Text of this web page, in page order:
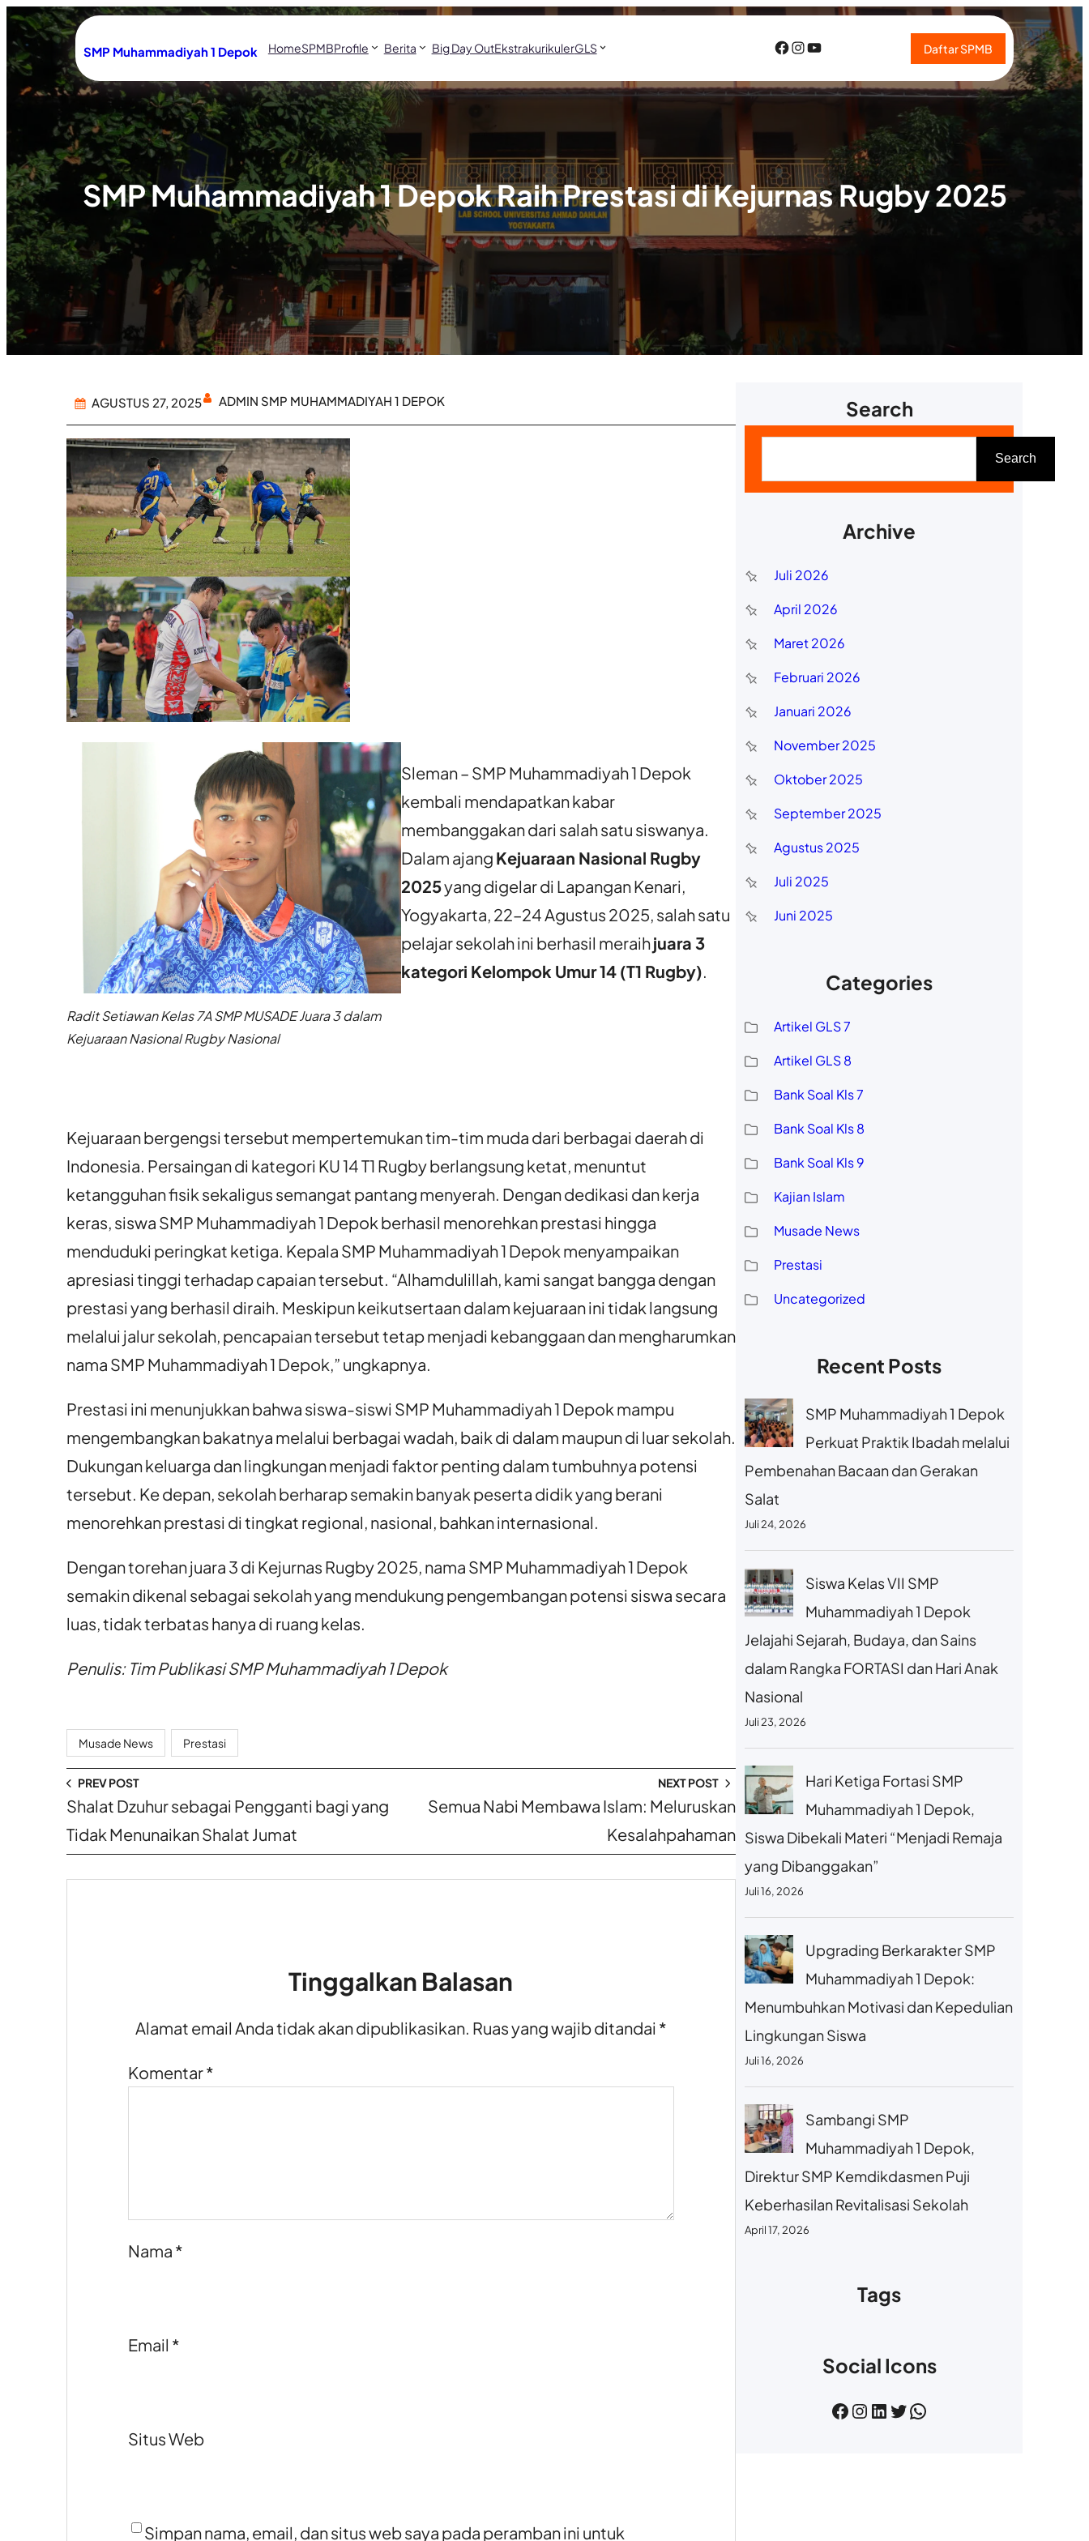
Lewati
ke
konten
SMP Muhammadiyah 1 Depok HomeSPMBProfile Berita Big Day OutEkstrakurikulerGLS Facebook InstagramYouTube Daftar SPMB
SMP Muhammadiyah 1 Depok Raih Prestasi di Kejurnas Rugby 2025
AGUSTUS 27, 2025 ADMIN SMP MUHAMMADIYAH 1 DEPOK
Radit Setiawan Kelas 7A SMP MUSADE Juara 3 dalam
Kejuaraan Nasional Rugby Nasional
Sleman – SMP Muhammadiyah 1 Depok
kembali mendapatkan kabar
membanggakan dari salah satu siswanya.
Dalam ajang Kejuaraan Nasional Rugby
2025yang digelar di Lapangan Kenari,
Yogyakarta, 22–24 Agustus 2025, salah satu
pelajar sekolah ini berhasil meraihjuara 3
kategori Kelompok Umur 14 (T1 Rugby).
Kejuaraan bergengsi tersebut mempertemukan tim-tim muda dari berbagai daerah di
Indonesia. Persaingan di kategori KU 14 T1 Rugby berlangsung ketat, menuntut
ketangguhan fisik sekaligus semangat pantang menyerah. Dengan dedikasi dan kerja
keras, siswa SMP Muhammadiyah 1 Depok berhasil menorehkan prestasi hingga
menduduki peringkat ketiga. Kepala SMP Muhammadiyah 1 Depok menyampaikan
apresiasi tinggi terhadap capaian tersebut. “Alhamdulillah, kami sangat bangga dengan
prestasi yang berhasil diraih. Meskipun keikutsertaan dalam kejuaraan ini tidak langsung
melalui jalur sekolah, pencapaian tersebut tetap menjadi kebanggaan dan mengharumkan
nama SMP Muhammadiyah 1 Depok,” ungkapnya.
Prestasi ini menunjukkan bahwa siswa-siswi SMP Muhammadiyah 1 Depok mampu
mengembangkan bakatnya melalui berbagai wadah, baik di dalam maupun di luar sekolah.
Dukungan keluarga dan lingkungan menjadi faktor penting dalam tumbuhnya potensi
tersebut. Ke depan, sekolah berharap semakin banyak peserta didik yang berani
menorehkan prestasi di tingkat regional, nasional, bahkan internasional.
Dengan torehan juara 3 di Kejurnas Rugby 2025, nama SMP Muhammadiyah 1 Depok
semakin dikenal sebagai sekolah yang mendukung pengembangan potensi siswa secara
luas, tidak terbatas hanya di ruang kelas.
Penulis: Tim Publikasi SMP Muhammadiyah 1 Depok
Musade News Prestasi
PREV POST
Shalat Dzuhur sebagai Pengganti bagi yang
Tidak Menunaikan Shalat Jumat
NEXT POST
Semua Nabi Membawa Islam: Meluruskan
Kesalahpahaman
Tinggalkan Balasan
Alamat email Anda tidak akan dipublikasikan. Ruas yang wajib ditandai *
Komentar*
Nama *
Email *
Situs Web
Simpan nama, email, dan situs web saya pada peramban ini untuk
Search
r
Search
Archive
Juli 2026
April 2026
Maret 2026
Februari 2026
Januari 2026
November 2025
Oktober 2025
September 2025
Agustus 2025
Juli 2025
Juni 2025
Categories
Artikel GLS 7
Artikel GLS 8
Bank Soal Kls 7
Bank Soal Kls 8
Bank Soal Kls 9
Kajian Islam
Musade News
Prestasi
Uncategorized
Recent Posts
SMP Muhammadiyah 1 Depok
Perkuat Praktik Ibadah melalui
Pembenahan Bacaan dan Gerakan
Salat
Juli 24, 2026
Siswa Kelas VII SMP
Muhammadiyah 1 Depok
Jelajahi Sejarah, Budaya, dan Sains
dalam Rangka FORTASI dan Hari Anak
Nasional
Juli 23, 2026
Hari Ketiga Fortasi SMP
Muhammadiyah 1 Depok,
Siswa Dibekali Materi “Menjadi Remaja
yang Dibanggakan”
Juli 16, 2026
Upgrading Berkarakter SMP
Muhammadiyah 1 Depok:
Menumbuhkan Motivasi dan Kepedulian
Lingkungan Siswa
Juli 16, 2026
Sambangi SMP
Muhammadiyah 1 Depok,
Direktur SMP Kemdikdasmen Puji
Keberhasilan Revitalisasi Sekolah
April 17, 2026
Tags
Social Icons
Facebook Instagram LinkedIn Twitter WhatsApp